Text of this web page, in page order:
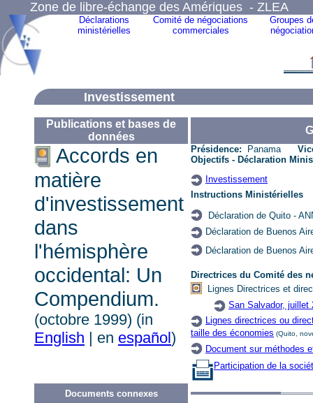
Zone de libre-échange des Amériques - ZLEA
Déclarations
ministérielles
Comité de négociations
commerciales
Groupes
Investissement
Publications et bases de
données
Accords en
matière
d'investissement
dans
l'hémisphère
occidental: Un
Compendium.
(octobre 1999) (in
English | en español)
Documents connexes
Présidence: Panama
Objectifs - Déclaration
Investissement
Instructions Ministérielles
Déclaration de Quito -
Déclaration de Buenos
Déclaration de Buenos
Directrices du Comité des
Lignes Directrices et
San Salvador, juillet
Lignes directrices ou
taille des économies (Quito,
Document sur méthodes
Participation de la